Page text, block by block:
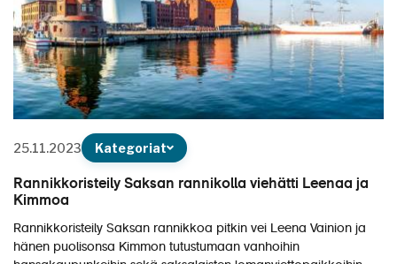
25.11.2023 Kategoriat
Rannikkoristeily Saksan rannikolla viehätti Leenaa ja
Kimmoa
Rannikkoristeily Saksan rannikkoa pitkin vei Leena Vainion ja
hänen puolisonsa Kimmon tutustumaan vanhoihin